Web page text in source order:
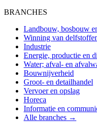
BRANCHES
Landbouw, bosbouw
Winning van
Industrie
Energie, productie en
Water; afval- en
Bouwnijverheid
Groot- en detailhandel
Vervoer en opslag
Horeca
Informatie en
Alle branches →